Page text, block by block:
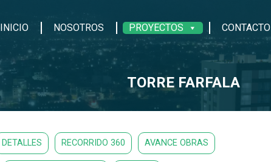
INICIO NOSOTROS PROYECTOS CONTACTO
TORRE FARFALA
DETALLES RECORRIDO 360 AVANCE OBRAS